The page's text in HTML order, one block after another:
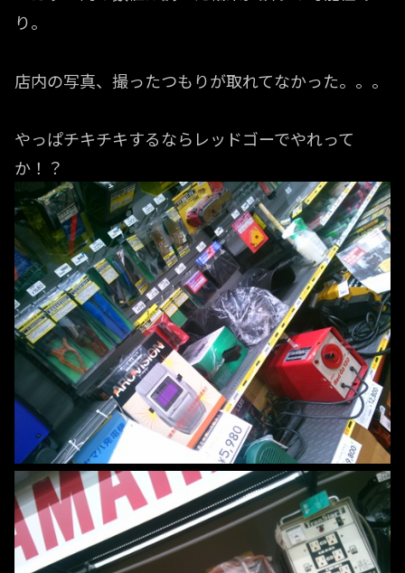
り。
店内の写真、撮ったつもりが取れてなかった。。。
やっぱチキチキするならレッドゴーでやれって
か！？